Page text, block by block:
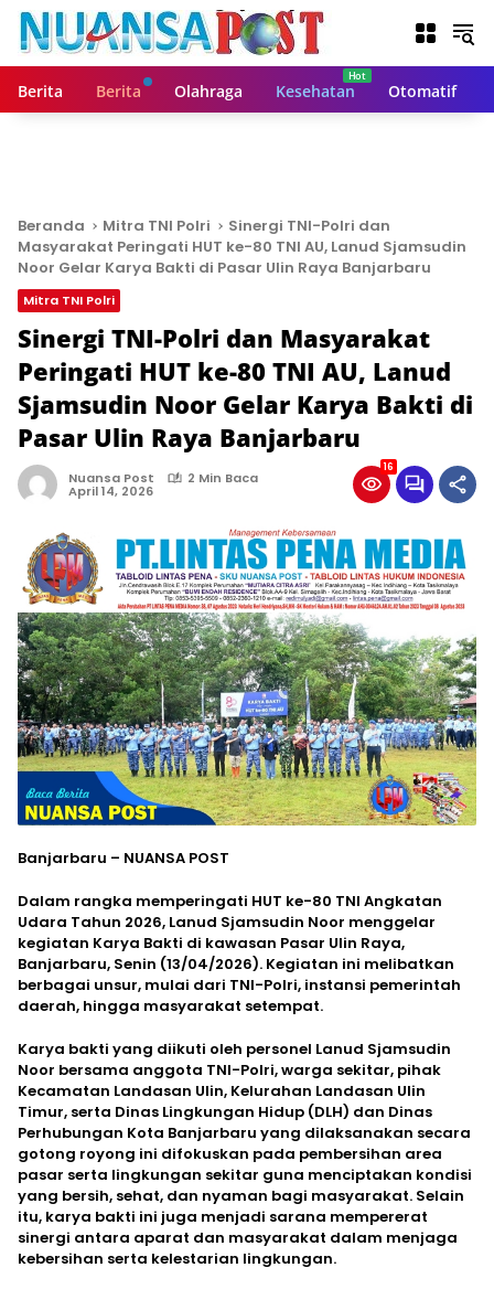
Berita Berita Olahraga Kesehatan Otomatif
Beranda Mitra TNI Polri
Sinergi TNI-Polri dan
Masyarakat Peringati HUT ke-80 TNI AU, Lanud Sjamsudin
Noor Gelar Karya Bakti di Pasar Ulin Raya Banjarbaru
Mitra TNI Polri
Sinergi TNI-Polri dan Masyarakat
Peringati HUT ke-80 TNI AU, Lanud
Sjamsudin Noor Gelar Karya Bakti di
Pasar Ulin Raya Banjarbaru
Nuansa Post 2 Min Baca
April 14, 2026
16
Banjarbaru – NUANSA POST
Dalam rangka memperingati HUT ke-80 TNI Angkatan
Udara Tahun 2026, Lanud Sjamsudin Noor menggelar
kegiatan Karya Bakti di kawasan Pasar Ulin Raya,
Banjarbaru, Senin (13/04/2026). Kegiatan ini melibatkan
berbagai unsur, mulai dari TNI-Polri, instansi pemerintah
daerah, hingga masyarakat setempat.
Karya bakti yang diikuti oleh personel Lanud Sjamsudin
Noor bersama anggota TNI-Polri, warga sekitar, pihak
Kecamatan Landasan Ulin, Kelurahan Landasan Ulin
Timur, serta Dinas Lingkungan Hidup (DLH) dan Dinas
Perhubungan Kota Banjarbaru yang dilaksanakan secara
gotong royong ini difokuskan pada pembersihan area
pasar serta lingkungan sekitar guna menciptakan kondisi
yang bersih, sehat, dan nyaman bagi masyarakat. Selain
itu, karya bakti ini juga menjadi sarana mempererat
sinergi antara aparat dan masyarakat dalam menjaga
kebersihan serta kelestarian lingkungan.